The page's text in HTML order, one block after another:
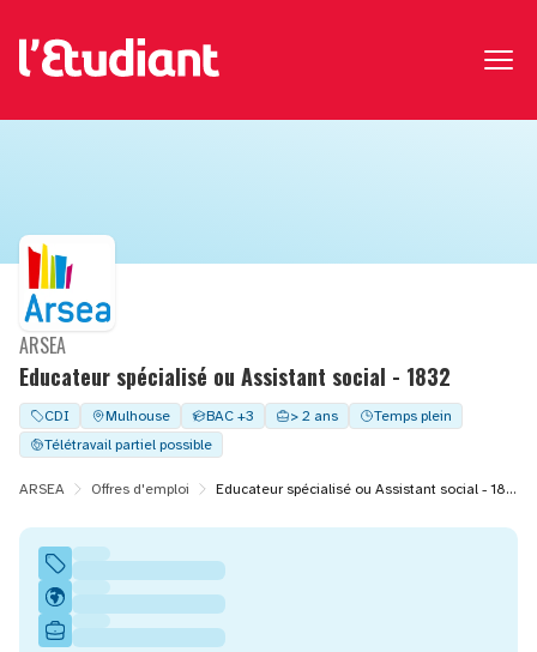
Educateur spécialisé ou Assistant social - 1832
ARSEA
CDI Mulhouse BAC +3 > 2 ans
Temps plein
Télétravail partiel possible
ARSEA Offres d'emploi Educateur spécialisé ou Assistant social - 1832